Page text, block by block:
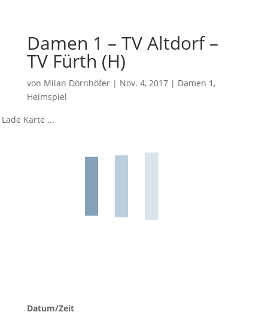
Damen 1 – TV Altdorf –
TV Fürth (H)
von Milan Dörnhöfer| Nov. 4, 2017| Damen 1,
Heimspiel
Lade Karte ...
Datum/Zeit